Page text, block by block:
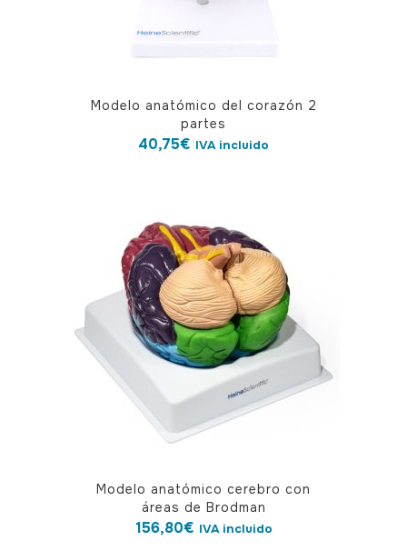
Modelo anatómico del corazón 2
partes
40,75€ IVA incluido
Modelo anatómico cerebro con
áreas de Brodman
156,80€ IVA incluido